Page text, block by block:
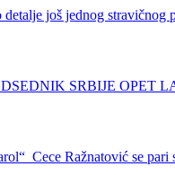
još jednog stravičnog
SRBIJE OPET
Cece Ražnatović se